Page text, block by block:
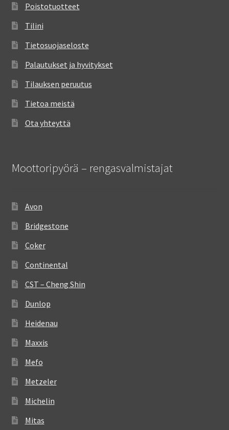
Poistotuotteet
Tilini
Tietosuojaseloste
Palautukset ja hyvitykset
Tilauksen peruutus
Tietoa meistä
Ota yhteyttä
Moottoripyörä – rengasvalmistajat
Avon
Bridgestone
Coker
Continental
CST – Cheng Shin
Dunlop
Heidenau
Maxxis
Mefo
Metzeler
Michelin
Mitas